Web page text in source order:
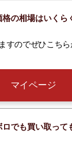
の相場はいくら
のでぜひこちら
マイページ
でも買い取って